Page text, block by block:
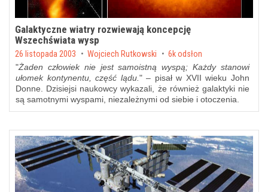
Galaktyczne wiatry rozwiewają koncepcję
Wszechświata wysp
Posted on
26 listopada 2003 byWojciech Rutkowski 6k odsłon
"Żaden człowiek nie jest samoistną wyspą; Każdy stanowi
ułomek kontynentu, część lądu. " – pisał w XVII wieku John
Donne. Dzisiejsi naukowcy wykazali, że również galaktyki nie
są samotnymi wyspami, niezależnymi od siebie i otoczenia.